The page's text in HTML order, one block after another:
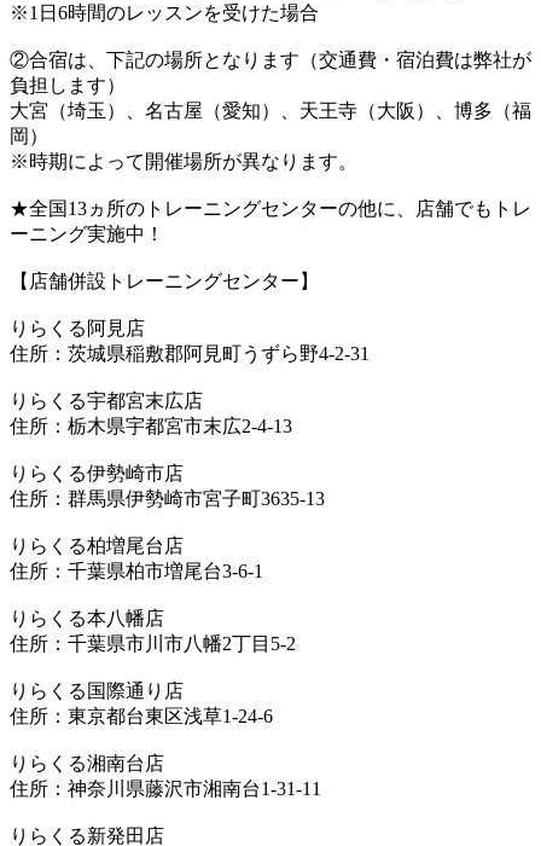
※1日6時間のレッスンを受けた場合
②合宿は、下記の場所となります（交通費・宿泊費は弊社が
負担します）
大宮（埼玉）、名古屋（愛知）、天王寺（大阪）、博多（福
岡）
※時期によって開催場所が異なります。
★全国13ヵ所のトレーニングセンターの他に、店舗でもトレ
ーニング実施中！
【店舗併設トレーニングセンター】
りらくる阿見店
住所：茨城県稲敷郡阿見町うずら野4-2-31
りらくる宇都宮末広店
住所：栃木県宇都宮市末広2-4-13
りらくる伊勢崎市店
住所：群馬県伊勢崎市宮子町3635-13
りらくる柏増尾台店
住所：千葉県柏市増尾台3-6-1
りらくる本八幡店
住所：千葉県市川市八幡2丁目5-2
りらくる国際通り店
住所：東京都台東区浅草1-24-6
りらくる湘南台店
住所：神奈川県藤沢市湘南台1-31-11
りらくる新発田店